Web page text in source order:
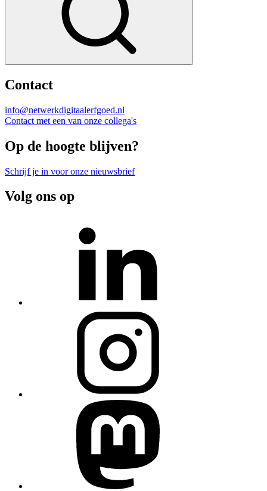
Contact
info@netwerkdigitaalerfgoed.nl
Contact met een van onze collega's
Op de hoogte blijven?
Schrijf je in voor onze nieuwsbrief
Volg ons op